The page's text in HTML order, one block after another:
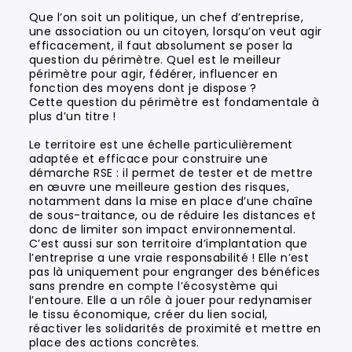
Que l’on soit un politique, un chef d’entreprise,
une association ou un citoyen, lorsqu’on veut agir
efficacement, il faut absolument se poser la
question du périmètre. Quel est le meilleur
périmètre pour agir, fédérer, influencer en
fonction des moyens dont je dispose ?
Cette question du périmètre est fondamentale à
plus d’un titre !
Le territoire est une échelle particulièrement
adaptée et efficace pour construire une
démarche RSE : il permet de tester et de mettre
en œuvre une meilleure gestion des risques,
notamment dans la mise en place d’une chaîne
de sous-traitance, ou de réduire les distances et
donc de limiter son impact environnemental.
C’est aussi sur son territoire d’implantation que
l’entreprise a une vraie responsabilité ! Elle n’est
pas là uniquement pour engranger des bénéfices
sans prendre en compte l’écosystème qui
l’entoure. Elle a un rôle à jouer pour redynamiser
le tissu économique, créer du lien social,
réactiver les solidarités de proximité et mettre en
place des actions concrètes.